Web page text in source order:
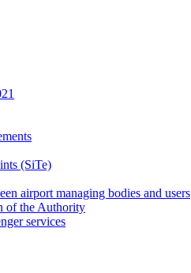
(SiTe)
airport managing bodies and users
of the Authority
services